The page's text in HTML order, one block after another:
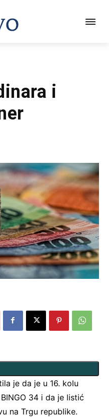
i
je da je u 16. kolu
34 i da je listić
na Trgu republike.